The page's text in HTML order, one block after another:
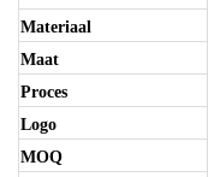
Materiaal
Maat
Proces
Logo
MOQ